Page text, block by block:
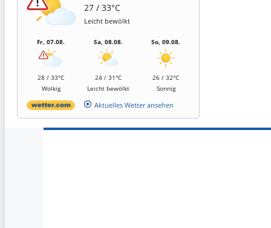
27 / 33°C
Leicht bewölkt
Fr, 07.08.
28 / 33°C
Wolkig
Sa, 08.08.
24 / 31°C
Leicht bewölkt
So, 09.08.
26 / 32°C
Sonnig
Aktuelles Wetter ansehen